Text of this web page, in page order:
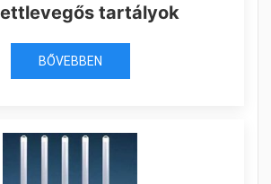
tartályok
BŐVEBBEN